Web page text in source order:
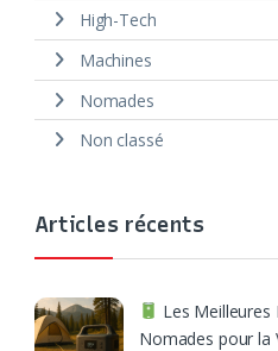
High-Tech
Machines
Nomades
Non classé
Articles récents
Les Meilleures
Nomades pour la